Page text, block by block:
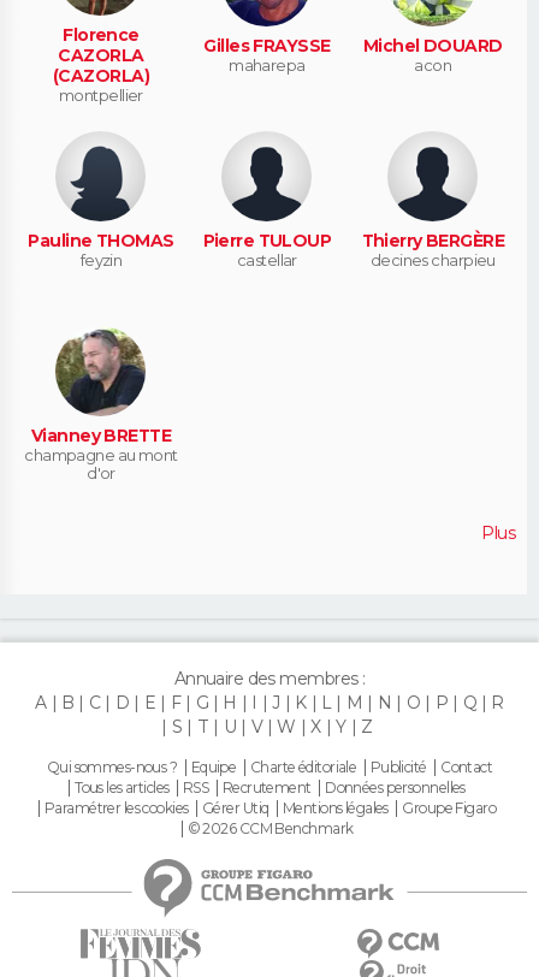
Florence
CAZORLA
(CAZORLA)
montpellier
Gilles FRAYSSE
maharepa
Michel DOUARD
acon
Pauline THOMAS
feyzin
Pierre TULOUP
castellar
Thierry BERGÈRE
decines charpieu
Vianney BRETTE
champagne au mont
d'or
Plus
Annuaire des membres :
A
B C D E F G H J K L M N O P Q
R
S
T U V W X Y Z
Qui sommes-nous ? Equipe Charte éditoriale Publicité
Contact
Tous les articles
RSS Recrutement
Données personnelles
Paramétrer les cookies
Gérer Utiq Mentions légales
Groupe Figaro
© 2026 CCM Benchmark